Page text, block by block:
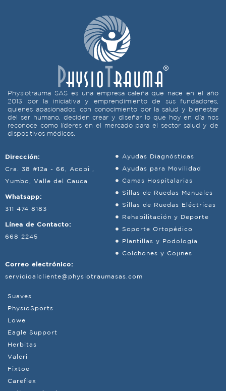
Physiotrauma SAS es una empresa caleña que nace en el año
2013 por la iniciativa y emprendimiento de sus fundadores,
quienes apasionados, con conocimiento por la salud y bienestar
del ser humano, deciden crear y diseñar lo que hoy en día nos
reconoce como líderes en el mercado para el sector salud y de
dispositivos médicos.
Dirección:
Cra. 38 #12a - 66, Acopi ,
Yumbo, Valle del Cauca
Whatsapp:
311 474 8183
Línea de Contacto:
668 2245
Correo electrónico:
servicioalcliente@physiotraumasas.com
Ayudas Diagnósticas
Ayudas para Movilidad
Camas Hospitalarias
Sillas de Ruedas Manuales
Sillas de Ruedas Eléctricas
Rehabilitación y Deporte
Soporte Ortopédico
Plantillas y Podología
Colchones y Cojines
Suaves
PhysioSports
Lowe
Eagle Support
Herbitas
Valcri
Fixtoe
Careflex